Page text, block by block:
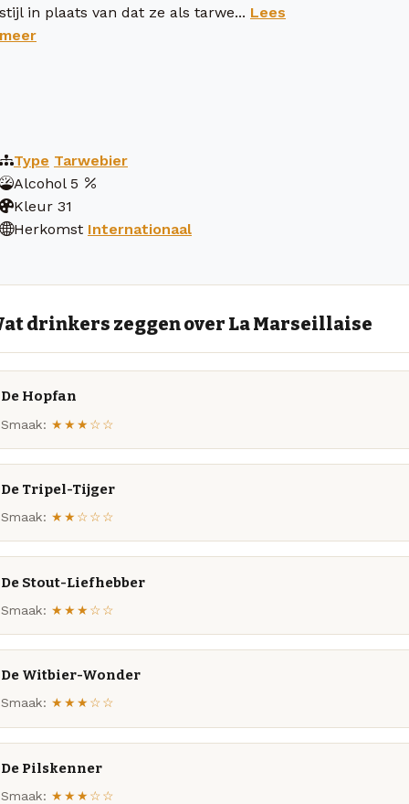
stijl in plaats van dat ze als tarwe... Lees
meer
Type Tarwebier
Alcohol 5
Kleur 31
Herkomst Internationaal
drinkers zeggen over La Marseillaise
De Hopfan
Smaak: ★★★☆☆
De Tripel-Tijger
Smaak: ★★☆☆☆
De Stout-Liefhebber
Smaak: ★★★☆☆
De Witbier-Wonder
Smaak: ★★★☆☆
De Pilskenner
Smaak: ★★★☆☆